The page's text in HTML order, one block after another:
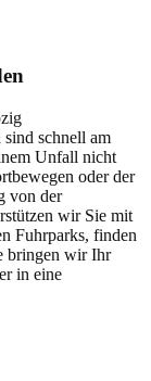
schnell am
Unfall nicht
oder der
von der
wir Sie mit
Fuhrparks, finden
bringen wir Ihr
in eine